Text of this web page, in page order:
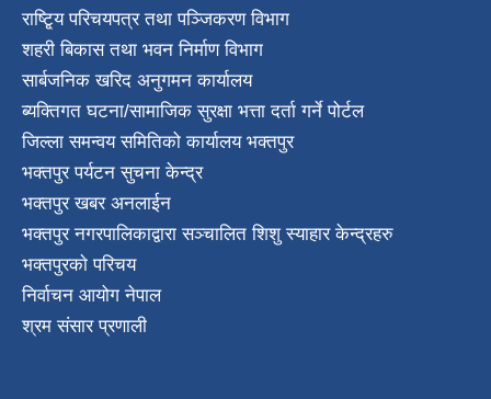
राष्टि्ृय परिचयपत्र तथा पञ्जिकरण विभाग
शहरी बिकास तथा भवन निर्माण विभाग
सार्बजनिक खरिद अनुगमन कार्यालय
ब्यक्तिगत घटना/सामाजिक सुरक्षा भत्ता दर्ता गर्ने पोर्टल
जिल्ला समन्वय समितिको कार्यालय भक्तपुर
भक्तपुर पर्यटन सुचना केन्द्र
भक्तपुर खबर अनलाईन
भक्तपुर नगरपालिकाद्वारा सञ्चालित शिशु स्याहार केन्द्रहरु
भक्तपुरकाे परिचय
निर्वाचन आयोग नेपाल
श्रम संसार प्रणाली